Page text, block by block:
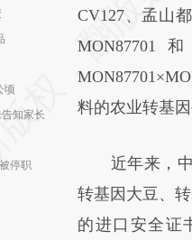
顷
知家长
停职
[https://
(https://
成，可能与原
新观点和立场
CV127、孟山
料的农业转基
近年来，中
转基因大豆、
的进口安全证